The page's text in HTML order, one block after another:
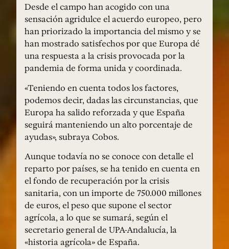
Desde el campo han acogido con una
sensación agridulce el acuerdo europeo, pero
han priorizado la importancia del mismo y se
han mostrado satisfechos por que Europa dé
una respuesta a la crisis provocada por la
pandemia de forma unida y coordinada.
«Teniendo en cuenta todos los factores,
podemos decir, dadas las circunstancias, que
Europa ha salido reforzada y que España
seguirá manteniendo un alto porcentaje de
ayudas», subraya Cobos.
Aunque todavía no se conoce con detalle el
reparto por países, se ha tenido en cuenta en
el fondo de recuperación por la crisis
sanitaria, con un importe de 750.000 millones
de euros, el peso que supone el sector
agrícola, a lo que se sumará, según el
secretario general de UPA-Andalucía, la
«historia agrícola» de España.